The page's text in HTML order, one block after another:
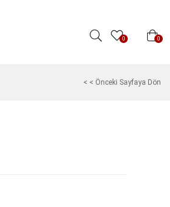
0 0
< < Önceki Sayfaya Dön